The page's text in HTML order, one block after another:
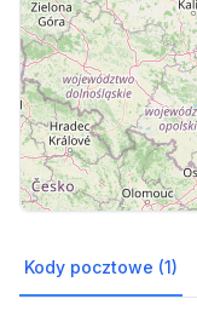
Kody pocztowe (1)